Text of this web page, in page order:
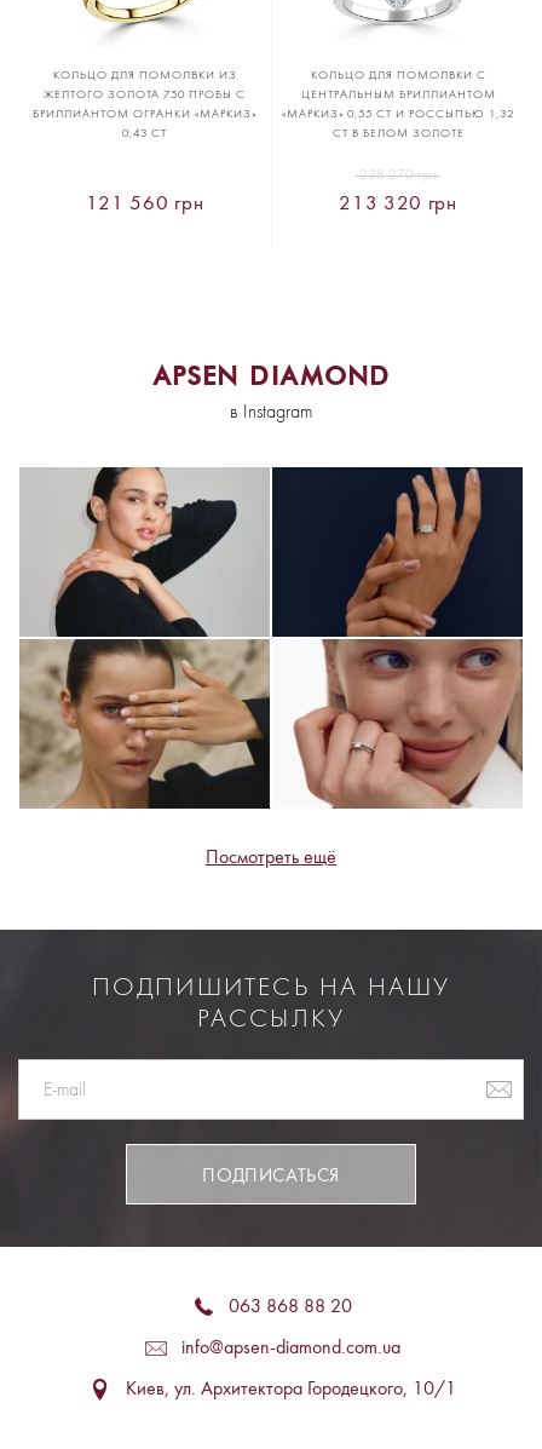
КОЛЬЦО ДЛЯ ПОМОЛВКИ ИЗ
ЖЕЛТОГО ЗОЛОТА 750 ПРОБЫ С
БРИЛЛИАНТОМ ОГРАНКИ «МАРКИЗ»
0,43 CT
121 560 грн
КОЛЬЦО ДЛЯ ПОМОЛВКИ С
ЦЕНТРАЛЬНЫМ БРИЛЛИАНТОМ
«МАРКИЗ» 0,55 CT И РОССЫПЬЮ 1,32
CT В БЕЛОМ ЗОЛОТЕ
213 320 грн
238 270 грн
APSEN DIAMOND
в Instagram
Посмотреть ещё
ПОДПИШИТЕСЬ НА НАШУ
РАССЫЛКУ
ПОДПИСАТЬСЯ
063 868 88 20
info@apsen-diamond.com.ua
Киев, ул. Архитектора Городецкого, 10/1